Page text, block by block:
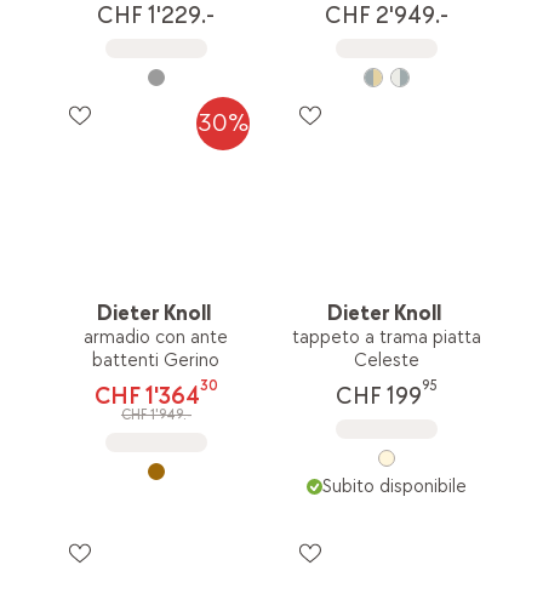
CHF 1'229.- CHF 2'949.-
30%
Dieter Knoll
armadio con ante
battenti Gerino
CHF 1'36430
CHF 1'949.-
Dieter Knoll
tappeto a trama piatta
Celeste
CHF 19995
Subito disponibile